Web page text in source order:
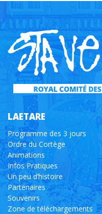
LAETARE
Programme des 3 jours
Ordre du Cortège
Animations
Infos Pratiques
Un peu d’histoire
Partenaires
Souvenirs
Zone de téléchargements